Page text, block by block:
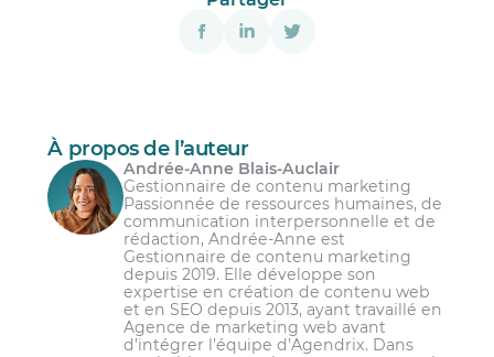
Bâtir la réputation de l’entreprise;
Augmenter la loyauté de la clientèle;
Augmenter la motivation et la satisfaction
des employés.
employés;
Mettre à jour et travailler la culture
d’entreprise en continu.
À propos de l’auteur
Andrée-Anne Blais-Auclair
Gestionnaire de contenu marketing
Passionnée de ressources humaines, de
communication interpersonnelle et de
rédaction, Andrée-Anne est
Gestionnaire de contenu marketing
depuis 2019. Elle développe son
expertise en création de contenu web
et en SEO depuis 2013, ayant travaillé en
Agence de marketing web avant
d’intégrer l’équipe d’Agendrix. Dans